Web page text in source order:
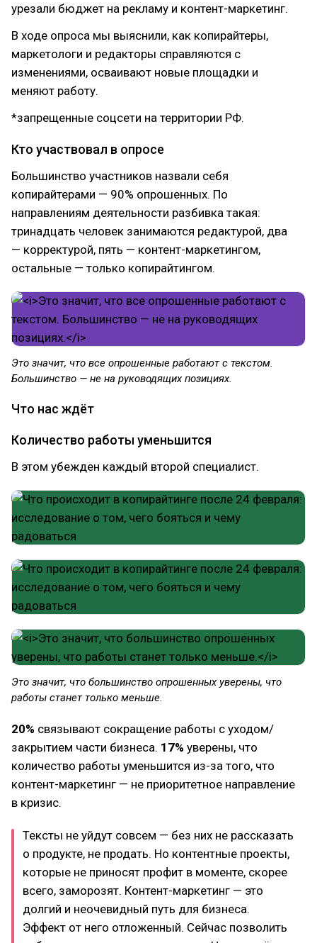
урезали бюджет на рекламу и контент-маркетинг.
В ходе опроса мы выяснили, как копирайтеры,
маркетологи и редакторы справляются с
изменениями, осваивают новые площадки и
меняют работу.
*запрещенные соцсети на территории РФ.
Кто участвовал в опросе
Большинство участников назвали себя
копирайтерами — 90% опрошенных. По
направлениям деятельности разбивка такая:
тринадцать человек занимаются редактурой, два
— корректурой, пять — контент-маркетингом,
остальные — только копирайтингом.
Это значит, что все опрошенные работают с текстом.
Большинство — не на руководящих позициях.
Что нас ждёт
Количество работы уменьшится
В этом убежден каждый второй специалист.
Это значит, что большинство опрошенных уверены, что
работы станет только меньше.
20% связывают сокращение работы с уходом/
закрытием части бизнеса. 17% уверены, что
количество работы уменьшится из-за того, что
контент-маркетинг — не приоритетное направление
в кризис.
Тексты не уйдут совсем — без них не рассказать
о продукте, не продать. Но контентные проекты,
которые не приносят профит в моменте, скорее
всего, заморозят. Контент-маркетинг — это
долгий и неочевидный путь для бизнеса.
Эффект от него отложенный. Сейчас позволить